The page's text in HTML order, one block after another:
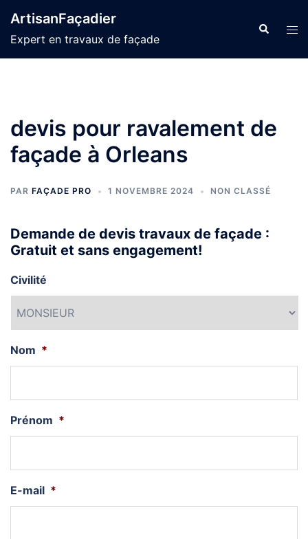
au
contenu
ArtisanFaçadier
Expert en travaux de façade
devis pour ravalement de
façade à Orleans
PAR FAÇADE PRO 1 NOVEMBRE 2024 NON CLASSÉ
Demande de devis travaux de façade :
Gratuit et sans engagement!
Civilité
Nom *
Prénom *
E-mail *